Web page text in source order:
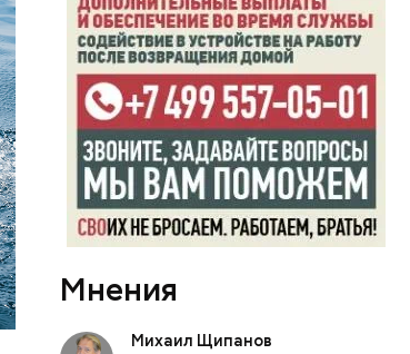
Мнения
Михаил Щипанов